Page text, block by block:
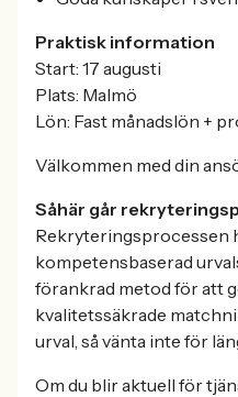
Praktisk information
Start: 17 augusti
Plats: Malmö
Lön: Fast månadslön +
Välkommen med din
Såhär går
Rekryteringsprocessen
kompetensbaserad
förankrad metod för att
kvalitetssäkrade
urval, så vänta inte för
Om du blir aktuell för